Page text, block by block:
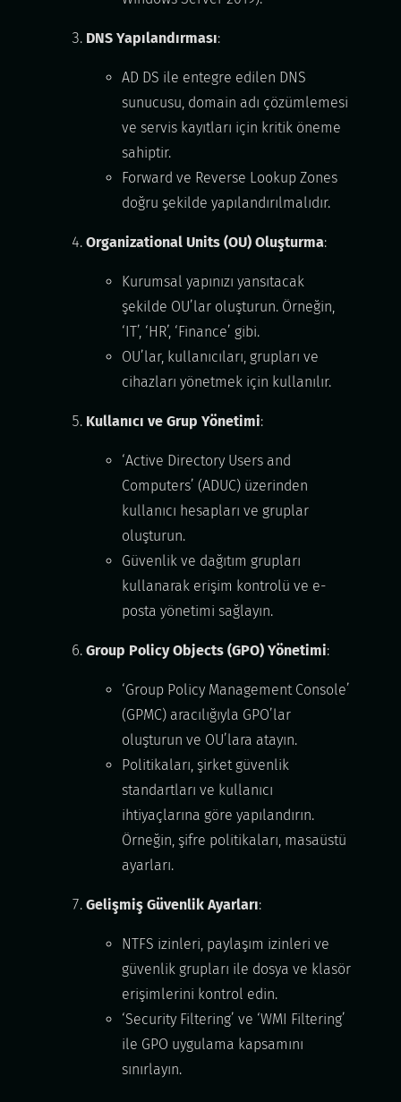
DNS Yapılandırması:
AD DS ile entegre edilen DNS
sunucusu, domain adı çözümlemesi
ve servis kayıtları için kritik öneme
sahiptir.
Forward ve Reverse Lookup Zones
doğru şekilde yapılandırılmalıdır.
Organizational Units (OU) Oluşturma:
Kurumsal yapınızı yansıtacak
şekilde OU’lar oluşturun. Örneğin,
‘IT’, ‘HR’, ‘Finance’ gibi.
OU’lar, kullanıcıları, grupları ve
cihazları yönetmek için kullanılır.
Kullanıcı ve Grup Yönetimi:
‘Active Directory Users and
Computers’ (ADUC) üzerinden
kullanıcı hesapları ve gruplar
oluşturun.
Güvenlik ve dağıtım grupları
kullanarak erişim kontrolü ve e-
posta yönetimi sağlayın.
Group Policy Objects (GPO) Yönetimi:
‘Group Policy Management Console’
(GPMC) aracılığıyla GPO’lar
oluşturun ve OU’lara atayın.
Politikaları, şirket güvenlik
standartları ve kullanıcı
ihtiyaçlarına göre yapılandırın.
Örneğin, şifre politikaları, masaüstü
ayarları.
Gelişmiş Güvenlik Ayarları:
NTFS izinleri, paylaşım izinleri ve
güvenlik grupları ile dosya ve klasör
erişimlerini kontrol edin.
‘Security Filtering’ ve ‘WMI Filtering’
ile GPO uygulama kapsamını
sınırlayın.